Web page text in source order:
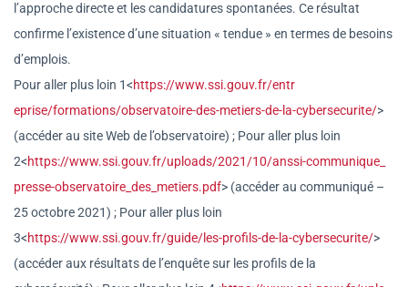
l’approche directe et les candidatures spontanées. Ce résultat
confirme l’existence d’une situation « tendue » en termes de besoins
d’emplois.
Pour aller plus loin 1<https://www.ssi.gouv.fr/entr
eprise/formations/observatoire-des-metiers-de-la-cybersecurite/>
(accéder au site Web de l’observatoire) ; Pour aller plus loin
2<https://www.ssi.gouv.fr/uploads/2021/10/anssi-communique_
presse-observatoire_des_ metiers.pdf> (accéder au communiqué –
25 octobre 2021) ; Pour aller plus loin
3<https://www.ssi.gouv.fr/guide/les-profils-de-la-cybersecurite/>
(accéder aux résultats de l’enquête sur les profils de la